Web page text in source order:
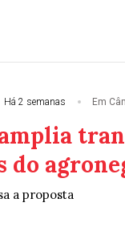
Há 2 semanas Em
do
a proposta